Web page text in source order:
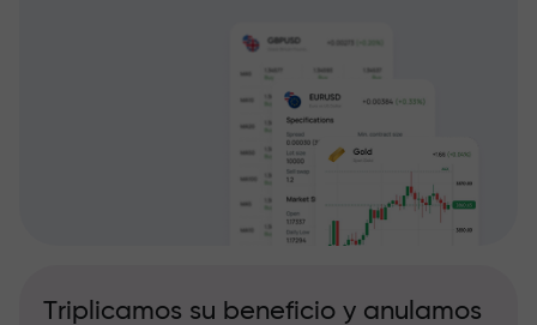
Triplicamos su beneficio y anulamos